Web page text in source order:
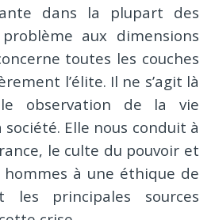
dans la plupart des
aux dimensions
toutes les couches
l’élite. Il ne s’agit là
observation de la vie
Elle nous conduit à
le culte du pouvoir et
hommes à une éthique de
les principales sources